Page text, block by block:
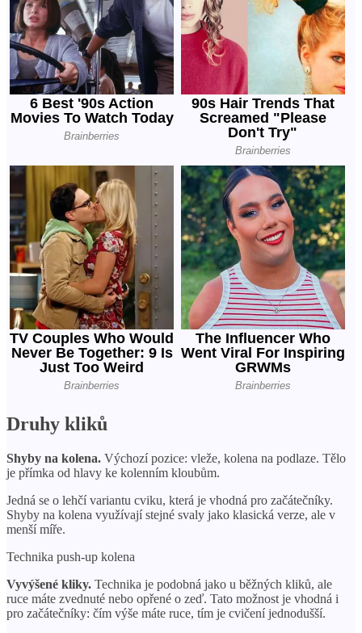
Druhy kliků
Shyby na kolena. Výchozí pozice: vleže, kolena na podlaze. Tělo
je přímka od hlavy ke kolenním kloubům.
Jedná se o lehčí variantu cviku, která je vhodná pro začátečníky.
Shyby na kolena využívají stejné svaly jako klasická verze, ale v
menší míře.
Technika push-up kolena
Vyvýšené kliky. Technika je podobná jako u běžných kliků, ale
ruce máte zvednuté nebo opřené o zeď. Tato možnost je vhodná i
pro začátečníky: čím výše máte ruce, tím je cvičení jednodušší.